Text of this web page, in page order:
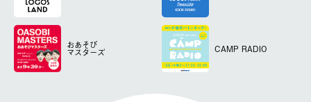
おあそび
マスターズ CAMP RADIO